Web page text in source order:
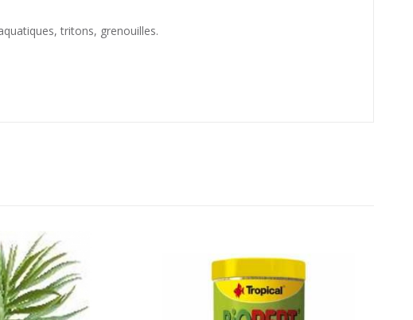
tritons, grenouilles.